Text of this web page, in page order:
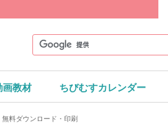
画教材 ちびむすカレンダー
料ダウンロード・印刷